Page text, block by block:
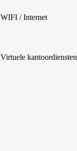
WIFI / Internet
Virtuele kantoordiensten